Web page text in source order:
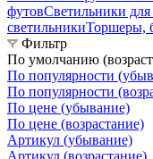
футовСветильники для
светильникиТоршеры,
Фильтр
По умолчанию
По популярности
По популярности
По цене (убывание)
По цене (возрастание)
Артикул (убывание)
Артикул (возрастание)